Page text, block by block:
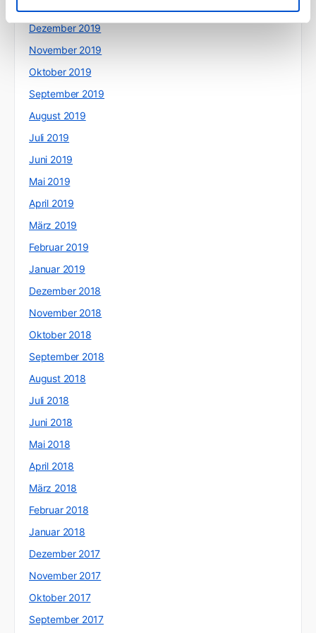
Dezember 2019
November 2019
Oktober 2019
September 2019
August 2019
Juli 2019
Juni 2019
Mai 2019
April 2019
März 2019
Februar 2019
Januar 2019
Dezember 2018
November 2018
Oktober 2018
September 2018
August 2018
Juli 2018
Juni 2018
Mai 2018
April 2018
März 2018
Februar 2018
Januar 2018
Dezember 2017
November 2017
Oktober 2017
September 2017